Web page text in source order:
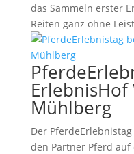
das Sammeln erster
Reiten ganz ohne
ErlebnisHof
Mühlberg
Der
den Partner Pferd auf